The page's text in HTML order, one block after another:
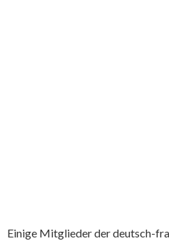
Einige Mitglieder der deutsch-